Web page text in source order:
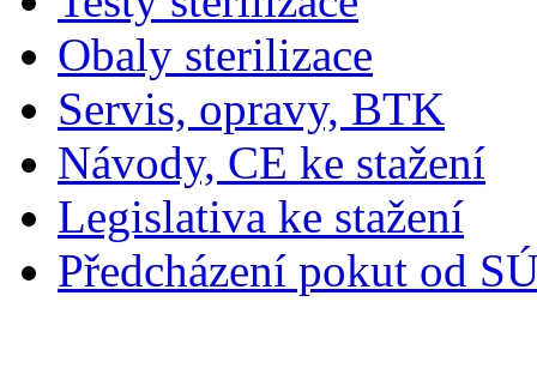
Obaly sterilizace
Servis, opravy, BTK
Návody, CE ke stažení
Legislativa ke stažení
Předcházení pokut od